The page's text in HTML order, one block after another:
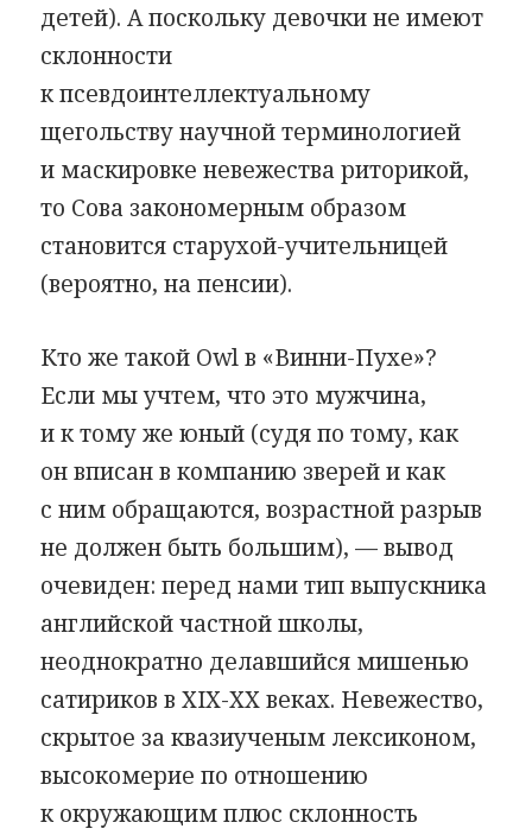
детей). А поскольку девочки не имеют
склонности
к псевдоинтеллектуальному
щегольству научной терминологией
и маскировке невежества риторикой,
то Сова закономерным образом
становится старухой-учительницей
(вероятно, на пенсии).
Кто же такой Owl в «Винни-Пухе»?
Если мы учтем, что это мужчина,
и к тому же юный (судя по тому, как
он вписан в компанию зверей и как
с ним обращаются, возрастной разрыв
не должен быть большим), — вывод
очевиден: перед нами тип выпускника
английской частной школы,
неоднократно делавшийся мишенью
сатириков в XIX-XX веках. Невежество,
скрытое за квазиученым лексиконом,
высокомерие по отношению
к окружающим плюс склонность